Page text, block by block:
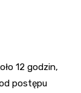
12 godzin,
postępu